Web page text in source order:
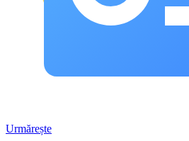
Urmărește